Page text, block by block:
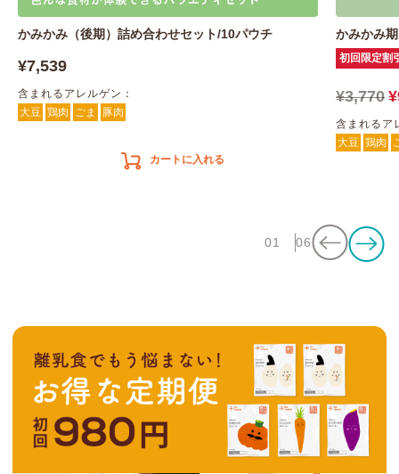
かみかみ（後期）詰め合わせセット/10パウチ
¥7,539
含まれるアレルゲン：
大豆 鶏肉 ごま 豚肉
カートに入れる
かみかみ
初回限定割
¥3,770
含まれるア
大豆 鶏肉
01 06